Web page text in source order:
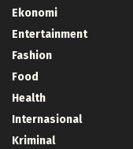
Ekonomi
Entertainment
Fashion
Food
Health
Internasional
Kriminal